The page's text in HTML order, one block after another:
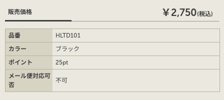
販売価格 ￥2,750(税込)
品番
HLTD101
カラー
ブラック
ポイント
25pt
メール便対応可
否
不可